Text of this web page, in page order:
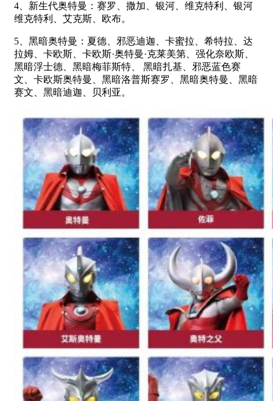
4、新生代奥特曼：赛罗、撒加、银河、维克特利、银河
维克特利、艾克斯、欧布。
5、黑暗奥特曼：夏德、邪恶迪迦、卡蜜拉、希特拉、达
拉姆、卡欧斯、卡欧斯·奥特曼·克莱美第、强化奈欧斯、
黑暗浮士德、黑暗梅菲斯特、 黑暗扎基、邪恶蓝色赛
文、卡欧斯奥特曼、黑暗洛普斯赛罗、黑暗奥特曼、黑暗
赛文、黑暗迪迦、贝利亚。